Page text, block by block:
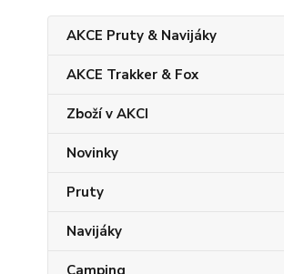
AKCE Pruty & Navijáky
AKCE Trakker & Fox
Zboží v AKCI
Novinky
Pruty
Navijáky
Camping